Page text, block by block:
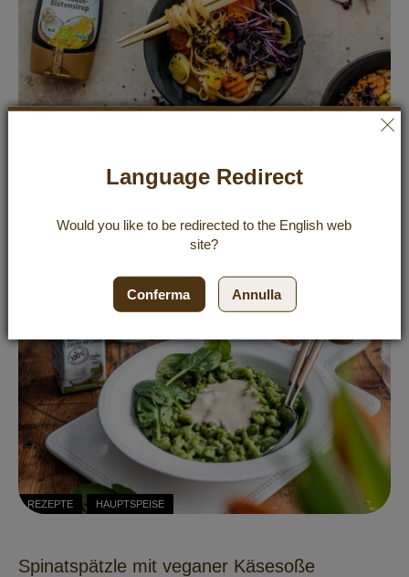
REZEPTE HAUPTSPEISE
Spinatspätzle mit veganer Käsesoße
Language Redirect
Would you like to be redirected to the English web
site?
Conferma Annulla